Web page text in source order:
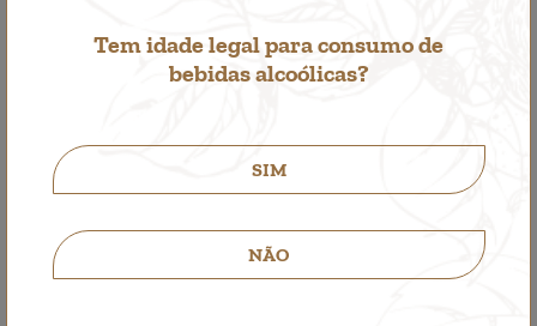
Tem idade legal para consumo de
bebidas alcoólicas?
SIM
NÃO
Quinta de Santa Cristina Vinhão
Single Wine, Red Wine